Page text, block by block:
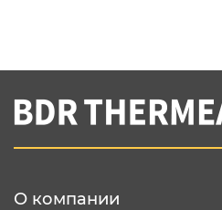
Вы соглашаетесь с нашей
конфеденциальности
О компании